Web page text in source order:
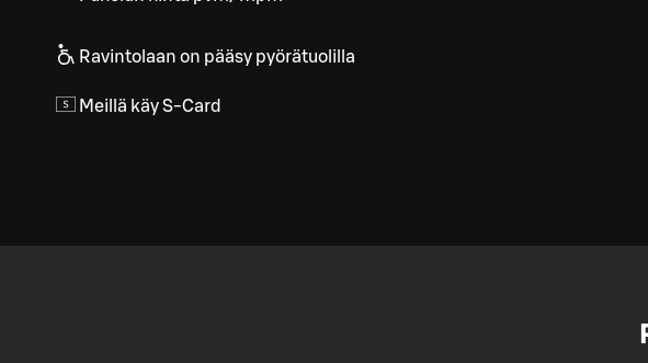
Ravintolaan on pääsy pyörätuolilla
Meillä käy S-Card